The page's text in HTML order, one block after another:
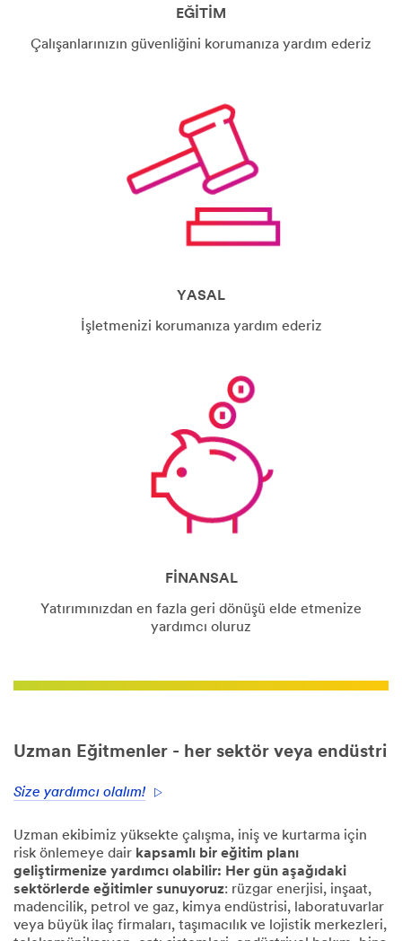
EĞİTİM
Çalışanlarınızın güvenliğini korumanıza yardım ederiz
YASAL
İşletmenizi korumanıza yardım ederiz
FİNANSAL
Yatırımınızdan en fazla geri dönüşü elde etmenize
yardımcı oluruz
Uzman Eğitmenler - her sektör veya endüstri
Size yardımcı olalım!
Uzman ekibimiz yüksekte çalışma, iniş ve kurtarma için
risk önlemeye dair kapsamlı bir eğitim planı
geliştirmenize yardımcı olabilir: Her gün aşağıdaki
sektörlerde eğitimler sunuyoruz: rüzgar enerjisi, inşaat,
madencilik, petrol ve gaz, kimya endüstrisi, laboratuvarlar
veya büyük ilaç firmaları, taşımacılık ve lojistik merkezleri,